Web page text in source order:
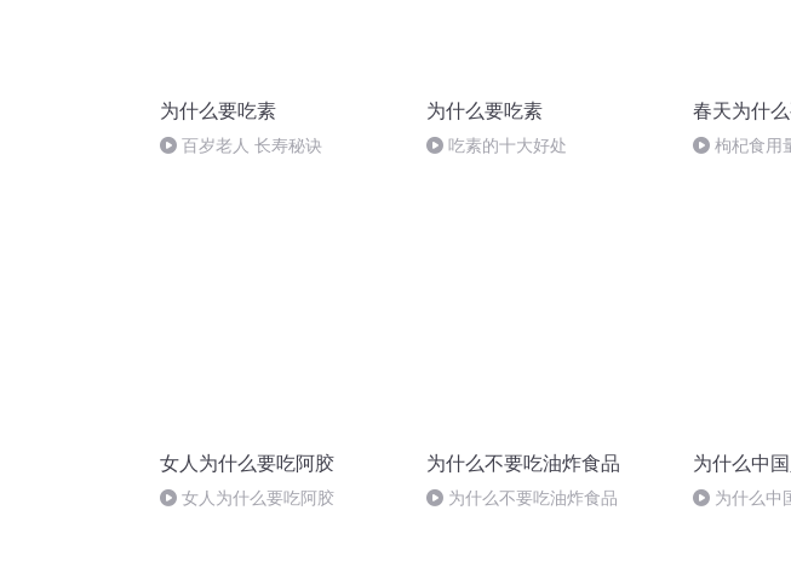
为什么要吃素
百岁老人 长寿秘诀
为什么要吃素
吃素的十大好处
春天为什
枸杞食用
女人为什么要吃阿胶
女人为什么要吃阿胶
为什么不要吃油炸食品
为什么不要吃油炸食品
为什么中
为什么中